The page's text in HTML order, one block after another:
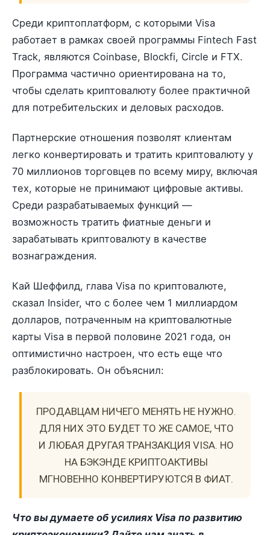
Среди криптоплатформ, с которыми Visa
работает в рамках своей программы Fintech Fast
Track, являются Coinbase, Blockfi, Circle и FTX.
Программа частично ориентирована на то,
чтобы сделать криптовалюту более практичной
для потребительских и деловых расходов.
Партнерские отношения позволят клиентам
легко конвертировать и тратить криптовалюту у
70 миллионов торговцев по всему миру, включая
тех, которые не принимают цифровые активы.
Среди разрабатываемых функций —
возможность тратить фиатные деньги и
зарабатывать криптовалюту в качестве
вознаграждения.
Кай Шеффилд, глава Visa по криптовалюте,
сказал Insider, что с более чем 1 миллиардом
долларов, потраченным на криптовалютные
карты Visa в первой половине 2021 года, он
оптимистично настроен, что есть еще что
разблокировать. Он объяснил:
ПРОДАВЦАМ НИЧЕГО МЕНЯТЬ НЕ НУЖНО.
ДЛЯ НИХ ЭТО БУДЕТ ТО ЖЕ САМОЕ, ЧТО
И ЛЮБАЯ ДРУГАЯ ТРАНЗАКЦИЯ VISA. НО
НА БЭКЭНДЕ КРИПТОАКТИВЫ
МГНОВЕННО КОНВЕРТИРУЮТСЯ В ФИАТ.
Что вы думаете об усилиях Visa по развитию